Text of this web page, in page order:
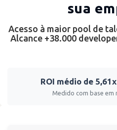
sua
Acesso à maior pool de
Alcance +38.000
ROI médio de
Medido com base em